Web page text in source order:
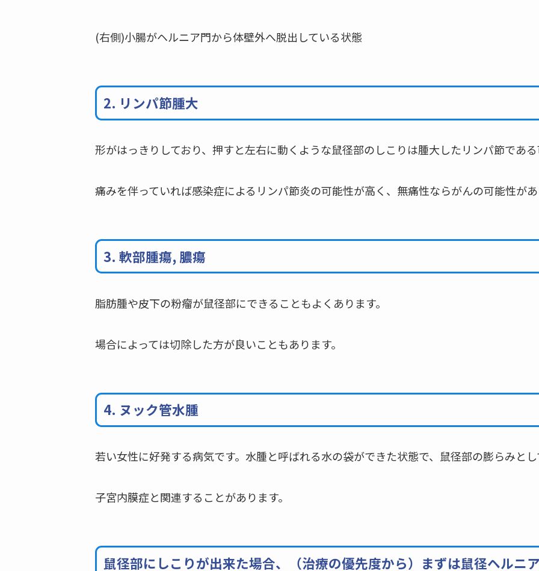
(右側)小腸がヘルニア門から体壁外へ脱出している状態
2. リンパ節腫大
形がはっきりしており、押すと左右に動くような鼠径部のしこりは腫大したリンパ節であ
痛みを伴っていれば感染症によるリンパ節炎の可能性が高く、無痛性ならがんの可能性が
3. 軟部腫瘍, 膿瘍
脂肪腫や皮下の粉瘤が鼠径部にできることもよくあります。
場合によっては切除した方が良いこともあります。
4. ヌック管水腫
若い女性に好発する病気です。水腫と呼ばれる水の袋ができた状態で、鼠径部の膨らみと
子宮内膜症と関連することがあります。
鼠径部にしこりが出来た場合、（治療の優先度から）まずは鼠径ヘルニ